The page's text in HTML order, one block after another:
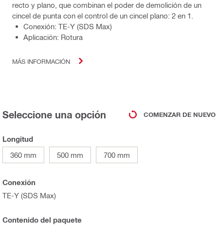
recto y plano, que combinan el poder de demolición de un
cincel de punta con el control de un cincel plano: 2 en 1.
Conexión: TE-Y (SDS Max)
Aplicación: Rotura
MÁS INFORMACIÓN
Seleccione una opción COMENZAR DE NUEVO
Longitud
360 mm
500 mm 700 mm
Conexión
TE-Y (SDS Max)
Contenido del paquete